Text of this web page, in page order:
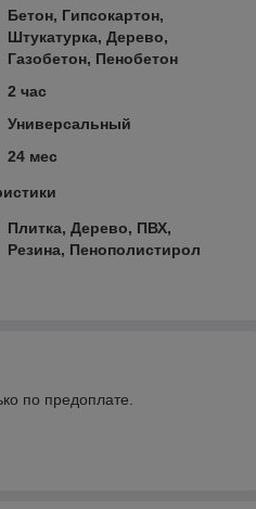
Бетон, Гипсокартон,
Штукатурка, Дерево,
Газобетон, Пенобетон
2 час
Универсальный
24 мес
Плитка, Дерево, ПВХ,
Резина, Пенополистирол
по предоплате.